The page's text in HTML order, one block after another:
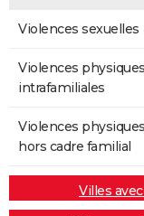
Violences sexuelles
Violences physiques
intrafamiliales
Violences physiques
hors cadre familial
Villes